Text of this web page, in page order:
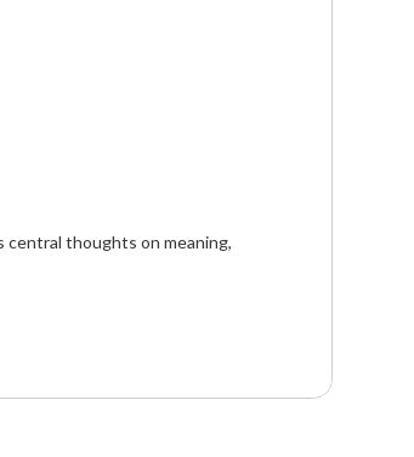
central thoughts on meaning,